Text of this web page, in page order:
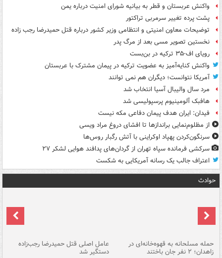
واکنش عربستان و قطر به بیانیه شورای امنیت درباره یمن
پشت پرده تغییر سرمربی تراکتور
توضیحات معاون امنیتی و انتظامی وزیر کشور درباره قتل حمیدرضا رجب زاده
نخستین تصویر مسی بعد از مرگ پدر
رویای اف-۳۵ ترکیه در بن‌بست
واکنش کنایه‌آمیز به عضویت ترکیه در پیمان مشترک با عربستان
آمریکا نتوانست؛ دیگران هم نمی توانند
مرد سال والیبال آسیا انتخاب شد
هافبک آلومینیوم پرسپولیسی شد
فیدان: ایران هدف پیمان دفاعی مکه نیست
از مظلوم‌نمایی براندازها تا افشای دروغ مراد ویسی
سرنگون‌کردن پهپاد اوکراینی با آتش رگبار روس‌ها
سرکشی فرمانده سپاه تهران از گردان‌های پدافند هوایی لشکر ۲۷
اعتراف جالب یک رسانه آمریکایی به شکست
حوادث
حمله مسلحانه به قهوه‌خانه‌ای در
زاهدان؛ ۲ نفر جان باختند
عامل اصلی قتل حمیدرضا رجب‌زاده
دستگیر شد